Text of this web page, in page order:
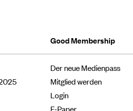
Good Membership
Der neue Medienpass
Mitglied werden
Login
E-Paper